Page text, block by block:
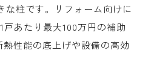
な柱です。リフォーム向けに
1戸あたり最大100万円の補助
性能の底上げや設備の高効